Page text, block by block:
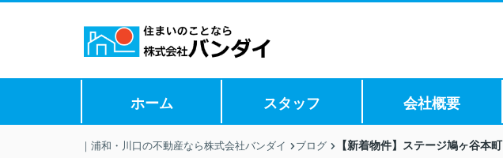
ホーム スタッフ 会社概要
｜浦和・川口の不動産なら株式会社バンダイ ブログ 【新着物件】ステージ鳩ヶ谷本町